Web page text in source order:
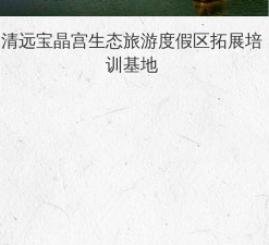
清远宝晶宫生态旅游度假区拓展培
训基地